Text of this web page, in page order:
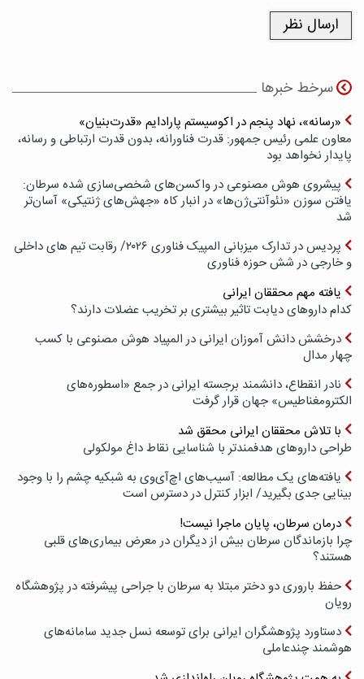
سرخط خبرها
«رسانه»، نهاد پنجم در اکوسیستم پارادایم «قدرت‌بنیان»
معاون علمی رئیس جمهور: قدرت فناورانه، بدون قدرت ارتباطی و رسانه،
پایدار نخواهد بود
پیشروی هوش مصنوعی در واکسن‌های شخصی‌سازی شده سرطان:
یافتن سوزن «نئوآنتی‌ژن‌ها» در انبار کاه «جهش‌های ژنتیکی» آسان‌تر
شد
پردیس در تدارک میزبانی المپیک فناوری ۲۰۲۶/ رقابت تیم های داخلی
و خارجی در شش حوزه فناوری
یافته مهم محققان ایرانی
کدام داروهای دیابت تاثیر بیشتری بر تخریب عضلات دارند؟
درخشش دانش آموزان ایرانی در المپیاد هوش مصنوعی با کسب
چهار مدال
نادر انقطاع، دانشمند برجسته ایرانی در جمع «اسطوره‌های
الکترومغناطیس» جهان قرار گرفت
با تلاش محققان ایرانی محقق شد
طراحی داروهای هدفمندتر با شناسایی نقاط داغ مولکولی
یافته‌های یک مطالعه: آسیب‌های اچ‌آی‌وی به شبکیه چشم را با وجود
بینایی جدی بگیرید/ ابزار کنترل در دسترس است
درمان سرطان، پایان ماجرا نیست!
چرا بازماندگان سرطان بیش از دیگران در معرض بیماری‌های قلبی
هستند؟
حفظ باروری دو دختر مبتلا به سرطان با جراحی پیشرفته در پژوهشگاه
رویان
دستاورد پژوهشگران ایرانی برای توسعه نسل جدید سامانه‌های
هوشمند چندعاملی